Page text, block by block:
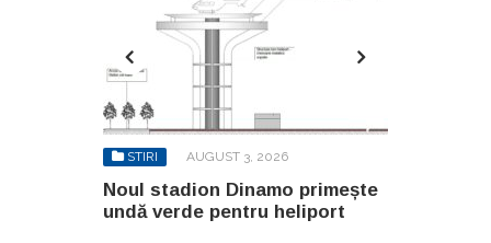
STIRI AUGUST 3, 2026
Noul stadion Dinamo primește
undă verde pentru heliport